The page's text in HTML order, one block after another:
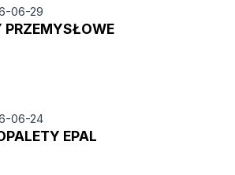
06-29
PRZEMYSŁOWE
06-24
EPAL